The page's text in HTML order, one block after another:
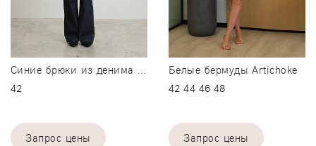
Синие брюки из денима Rawness
42
Запрос цены
Белые бермуды Artichoke
4244 46 48
Запрос цены